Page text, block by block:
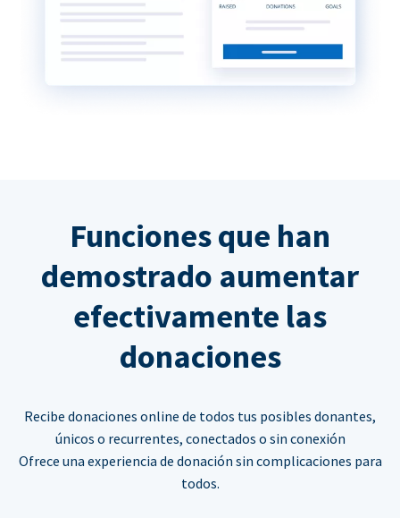
Funciones que han
demostrado aumentar
efectivamente las
donaciones
Recibe donaciones online de todos tus posibles donantes,
únicos o recurrentes, conectados o sin conexión
Ofrece una experiencia de donación sin complicaciones para
todos.